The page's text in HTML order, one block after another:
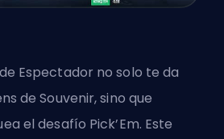
Espectador no solo te da
de Souvenir, sino que
el desafío Pick’Em. Este